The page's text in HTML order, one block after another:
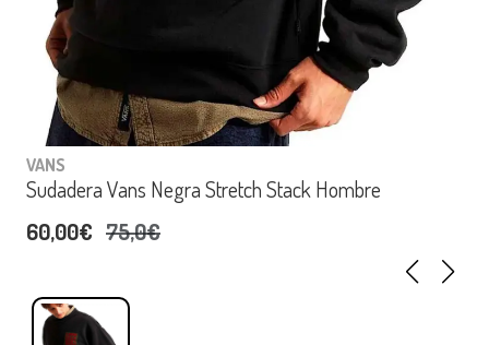
VANS
Sudadera Vans Negra Stretch Stack Hombre
60,00€ 75,0€